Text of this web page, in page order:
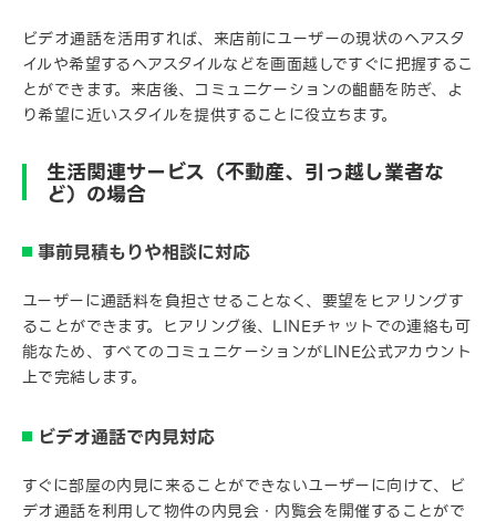
ビデオ通話を活用すれば、来店前にユーザーの現状のヘアスタ
イルや希望するヘアスタイルなどを画面越しですぐに把握するこ
とができます。来店後、コミュニケーションの齟齬を防ぎ、よ
り希望に近いスタイルを提供することに役立ちます。
生活関連サービス（不動産、引っ越し業者な
ど）の場合
事前見積もりや相談に対応
ユーザーに通話料を負担させることなく、要望をヒアリングす
ることができます。ヒアリング後、LINEチャットでの連絡も可
能なため、すべてのコミュニケーションがLINE公式アカウント
上で完結します。
ビデオ通話で内見対応
すぐに部屋の内見に来ることができないユーザーに向けて、ビ
デオ通話を利用して物件の内見会・内覧会を開催することがで